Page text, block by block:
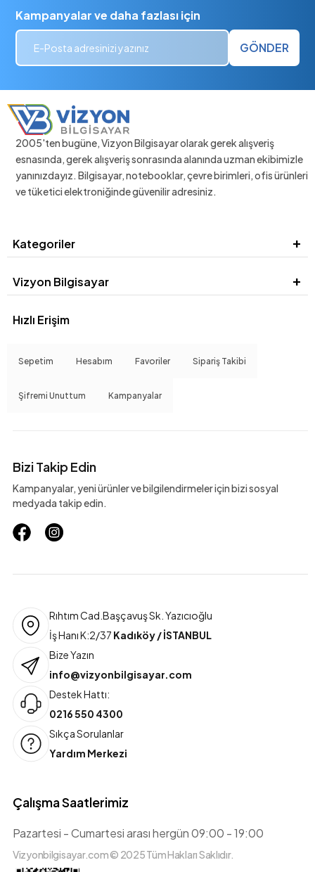
Kampanyalar ve daha fazlası için
GÖNDER
2005'ten bugüne, Vizyon Bilgisayar olarak gerek alışveriş
esnasında, gerek alışveriş sonrasında alanında uzman ekibimizle
yanınızdayız. Bilgisayar, notebooklar, çevre birimleri, ofis ürünleri
ve tüketici elektroniğinde güvenilir adresiniz.
Kategoriler
Vizyon Bilgisayar
Hızlı Erişim
Sepetim Hesabım Favoriler Sipariş Takibi
Şifremi Unuttum Kampanyalar
Bizi Takip Edin
Kampanyalar, yeni ürünler ve bilgilendirmeler için bizi sosyal
medyada takip edin.
Rıhtım Cad.Başçavuş Sk. Yazıcıoğlu
İş Hanı K:2/37 Kadıköy / İSTANBUL
Bize Yazın
info@vizyonbilgisayar.com
Destek Hattı:
0216 550 4300
Sıkça Sorulanlar
Yardım Merkezi
Çalışma Saatlerimiz
Pazartesi - Cumartesi arası hergün 09:00 - 19:00
Vizyonbilgisayar.com © 2025 Tüm Hakları Saklıdır.